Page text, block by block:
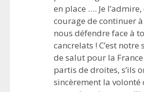
en place …. Je
courage de continuer
nous défendre face à
cancrelats ! C’est notre
de salut pour la
partis de droites, s’ils
sincèrement la volonté